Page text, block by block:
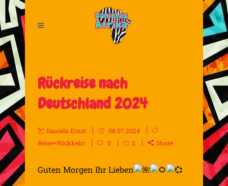
Rückreise nach
Deutschland 2024
Daniela Ernst
08.07.2024
Reise+Rückkehr
0 2 Share
Guten Morgen Ihr Lieben